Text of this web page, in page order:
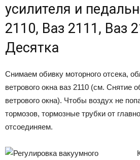
усилителя и
2110, Ваз 2111, Ваз
Десятка
Снимаем обивку моторного отсека,
ветрового окна ваз 2110 (см. Снятие
ветрового окна). Чтобы воздух не
тормозов, тормозные трубки от
отсоединяем.